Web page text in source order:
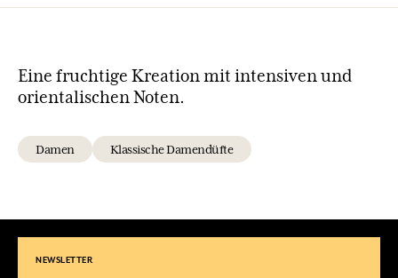
Eine fruchtige Kreation mit intensiven und
orientalischen Noten.
Damen Klassische Damendüfte
NEWSLETTER